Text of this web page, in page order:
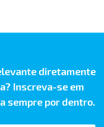
diretamente
Inscreva-se em
sempre por dentro.